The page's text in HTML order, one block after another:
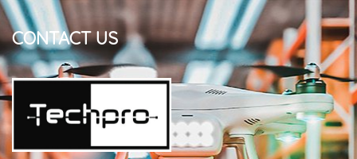
CONTACT US